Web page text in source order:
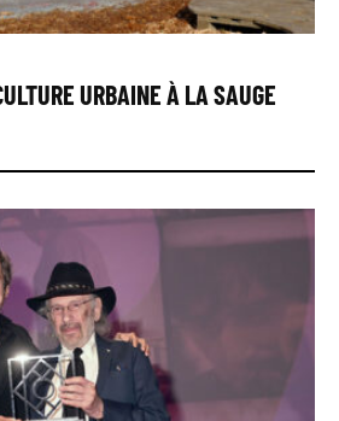
URBAINE À LA SAUGE